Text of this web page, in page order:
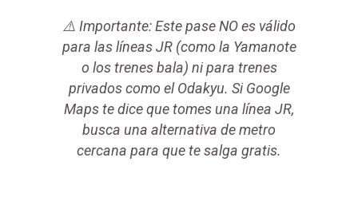
⚠️ Importante:Este paseNO es válido
para las líneas JR(como la Yamanote
o los trenes bala) ni para trenes
privados como el Odakyu. Si Google
Maps te dice que tomes una línea JR,
busca una alternativa de metro
cercana para que te salga gratis.